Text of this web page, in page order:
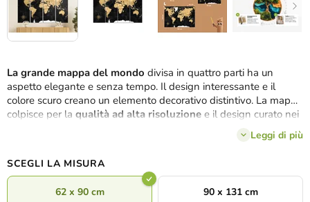
La grande mappa del mondo divisa in quattro parti ha un
aspetto elegante e senza tempo. Il design interessante e il
colore scuro creano un elemento decorativo distintivo. La mappa
colpisce per la qualità ad alta risoluzione e il design curato nei
minimi dettagli. Grazie alla stampa UV, l'immagine è adatta a
uno studio, un ufficio o un interno moderno in stile industriale o
Leggi di più
SCEGLI LA MISURA
62 x 90 cm 90 x 131 cm